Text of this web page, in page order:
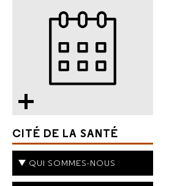
CITÉ DE LA SANTÉ
QUI SOMMES-NOUS